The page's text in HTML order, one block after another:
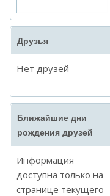
Друзья
Нет друзей
Ближайшие дни
рождения друзей
Информация
доступна только на
странице текущего